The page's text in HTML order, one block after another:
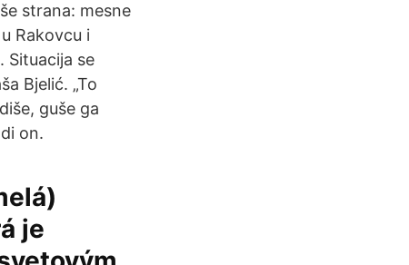
strana: mesne
Rakovcu i
Situacija se
Bjelić. „To
guše ga
on.
je